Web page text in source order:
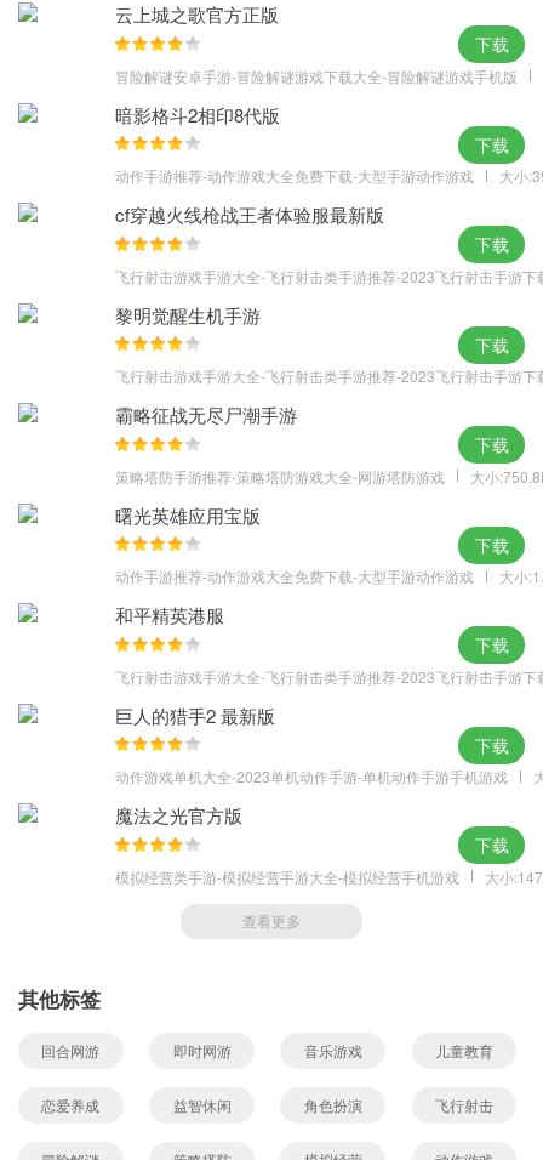
云上城之歌官方正版
冒险解谜安卓手游-冒险解谜游戏下载大全-冒险解谜游戏手机版
下载
暗影格斗2相印8代版
动作手游推荐-动作游戏大全免费下载-大型手游动作游戏 大小
下载
cf穿越火线枪战王者体验服最新版
飞行射击游戏手游大全-飞行射击类手游推荐-2023飞行射击手游下
下载
黎明觉醒生机手游
飞行射击游戏手游大全-飞行射击类手游推荐-2023飞行射击手游下
下载
霸略征战无尽尸潮手游
策略塔防手游推荐-策略塔防游戏大全-网游塔防游戏 大小
下载
曙光英雄应用宝版
动作手游推荐-动作游戏大全免费下载-大型手游动作游戏 大小
下载
和平精英港服
飞行射击游戏手游大全-飞行射击类手游推荐-2023飞行射击手游下
下载
巨人的猎手2 最新版
动作游戏单机大全-2023单机动作手游-单机动作手游手机游戏
下载
魔法之光官方版
模拟经营类手游-模拟经营手游大全-模拟经营手机游戏 大小
下载
查看更多
其他标签
回合网游 即时网游 音乐游戏 儿童教育
恋爱养成 益智休闲 角色扮演 飞行射击